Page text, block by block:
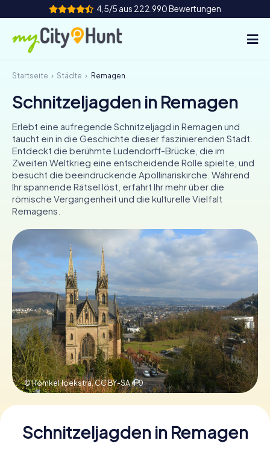
4,5/5 aus 222.990 Bewertungen
So funktioniert's
Städte
Touren
Teamevent
Tickets
UK
IE
IT
NL
Tickets buchen
Gutscheine bestellen
Startseite Städte Remagen
Schnitzeljagden in Remagen
Erlebt eine aufregende Schnitzeljagd in Remagen und
taucht ein in die Geschichte dieser faszinierenden Stadt.
Entdeckt die berühmte Ludendorff-Brücke, die im
Zweiten Weltkrieg eine entscheidende Rolle spielte, und
besucht die beeindruckende Apollinariskirche. Während
Ihr spannende Rätsel löst, erfahrt Ihr mehr über die
römische Vergangenheit und die kulturelle Vielfalt
Remagens.
© RomkeHoekstra,CC BY-SA 4.0
Schnitzeljagden in Remagen